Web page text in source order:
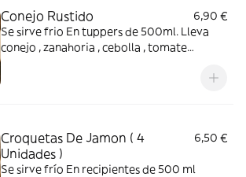
Conejo Rustido
6,90 €
Se sirve frio En tuppers de 500ml. Lleva
conejo , zanahoria , cebolla , tomate
Croquetas De Jamon ( 4
Unidades )
6,50 €
Se sirve frío En recipientes de 500 ml